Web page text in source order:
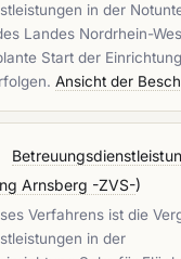
in der
Landes Nordrhein-
Start der
Ansicht der
Arnsberg -ZVS-)
Verfahrens ist die
in der